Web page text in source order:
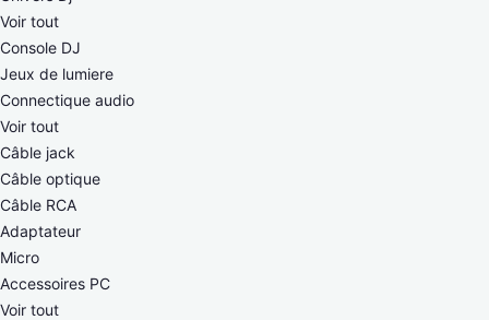
Voir tout
Console DJ
Jeux de lumiere
Connectique audio
Voir tout
Câble jack
Câble optique
Câble RCA
Adaptateur
Micro
Accessoires PC
Voir tout